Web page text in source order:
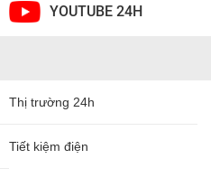
YOUTUBE 24H
Thị trường 24h
Tiết kiệm điện